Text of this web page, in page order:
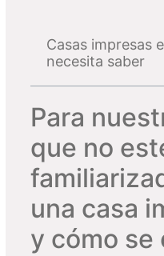
Casas impresas
necesita saber
Para
que no
una casa
y cómo se